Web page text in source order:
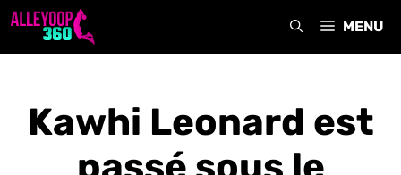
Aller
MENU
Kawhi Leonard est